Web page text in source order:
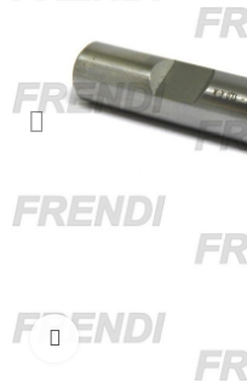
Click para agrandar